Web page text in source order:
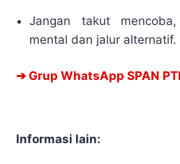
Jangan takut
mental dan jalur alternatif.
➔ Grup WhatsApp SPAN
Informasi lain: